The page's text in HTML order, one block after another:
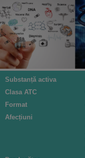
Substanță activa
Clasa ATC
Format
Afecțiuni